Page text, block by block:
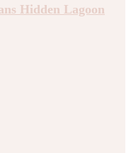
Hidden Lagoon